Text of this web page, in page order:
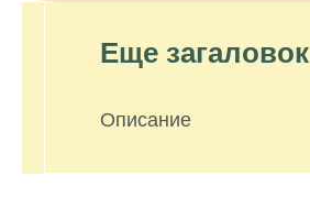
Еще загаловок
Описание